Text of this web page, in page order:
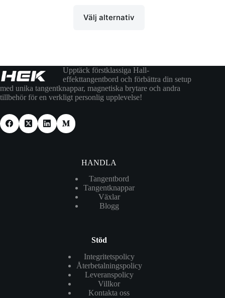
Välj alternativ
Upptäck förstklassiga Hall-
effekttangentbord och förbättra din setup
med unika tangentknappar, magnetiska brytare och andra
tillbehör för en verkligt personlig upplevelse!
HANDLA
Tangentbord
Tangentknappar
Växlar
Blogg
Stöd
Integritetspolicy
Återbetalningspolicy
Leveranspolicy
Villkor
Kontakta oss